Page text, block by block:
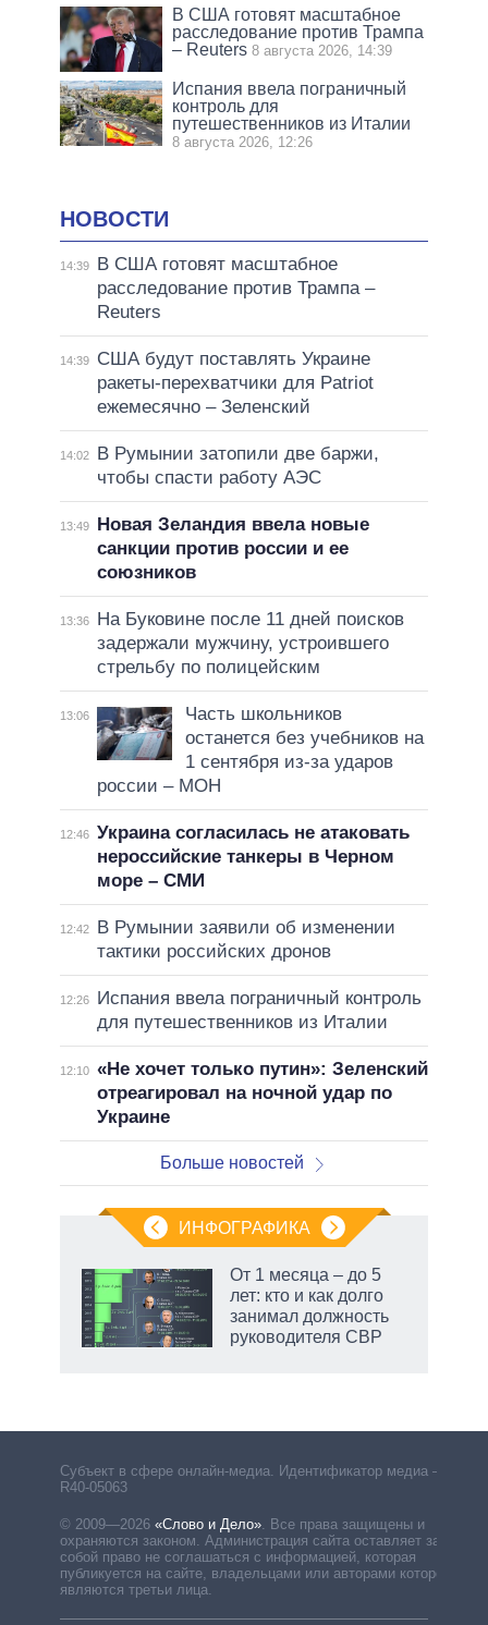
В США готовят масштабное
расследование против Трампа
– Reuters 8 августа 2026, 14:39
Испания ввела пограничный
контроль для
путешественников из Италии
8 августа 2026, 12:26
НОВОСТИ
14:39
В США готовят масштабное
расследование против Трампа –
Reuters
14:39
США будут поставлять Украине
ракеты-перехватчики для Patriot
ежемесячно – Зеленский
14:02
В Румынии затопили две баржи,
чтобы спасти работу АЭС
13:49
Новая Зеландия ввела новые
санкции против россии и ее
союзников
13:36
На Буковине после 11 дней поисков
задержали мужчину, устроившего
стрельбу по полицейским
13:06
Часть школьников
останется без учебников на
1 сентября из-за ударов
россии – МОН
12:46 Украина согласилась не атаковать
нероссийские танкеры в Черном
море – СМИ
12:42
В Румынии заявили об изменении
тактики российских дронов
12:26
Испания ввела пограничный контроль
для путешественников из Италии
12:10 «Не хочет только путин»: Зеленский
отреагировал на ночной удар по
Украине
Больше новостей
ИНФОГРАФИКА
От 1 месяца – до 5
лет: кто и как долго
занимал должность
руководителя СВР
Субъект в сфере онлайн-медиа. Идентификатор медиа –
R40-05063
© 2009—2026 «Слово и Дело»
Все права защищены и
охраняются законом. Администрация сайта оставляет за
собой право не соглашаться с информацией, которая
публикуется на сайте, владельцами или авторами которой
являются третьи лица.